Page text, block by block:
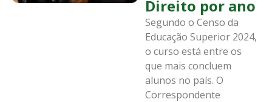
Direito por ano
Segundo o Censo da
Educação Superior 2024,
o curso está entre os
que mais concluem
alunos no país. O
Correspondente